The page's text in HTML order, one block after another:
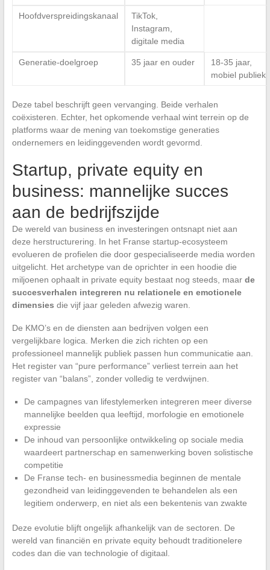
Hoofdverspreidingskanaal
TikTok,
Instagram,
digitale media
Generatie-doelgroep 35 jaar en ouder
18-35 jaar,
mobiel publiek
Deze tabel beschrijft geen vervanging. Beide verhalen
coëxisteren. Echter, het opkomende verhaal wint terrein op de
platforms waar de mening van toekomstige generaties
ondernemers en leidinggevenden wordt gevormd.
Startup, private equity en
business: mannelijke succes
aan de bedrijfszijde
De wereld van business en investeringen ontsnapt niet aan
deze herstructurering. In het Franse startup-ecosysteem
evolueren de profielen die door gespecialiseerde media worden
uitgelicht. Het archetype van de oprichter in een hoodie die
miljoenen ophaalt in private equity bestaat nog steeds, maar de
succesverhalen integreren nu relationele en emotionele
dimensies die vijf jaar geleden afwezig waren.
De KMO’s en de diensten aan bedrijven volgen een
vergelijkbare logica. Merken die zich richten op een
professioneel mannelijk publiek passen hun communicatie aan.
Het register van “pure performance” verliest terrein aan het
register van “balans”, zonder volledig te verdwijnen.
De campagnes van lifestylemerken integreren meer diverse
mannelijke beelden qua leeftijd, morfologie en emotionele
expressie
De inhoud van persoonlijke ontwikkeling op sociale media
waardeert partnerschap en samenwerking boven solistische
competitie
De Franse tech- en businessmedia beginnen de mentale
gezondheid van leidinggevenden te behandelen als een
legitiem onderwerp, en niet als een bekentenis van zwakte
Deze evolutie blijft ongelijk afhankelijk van de sectoren. De
wereld van financiën en private equity behoudt traditionelere
codes dan die van technologie of digitaal.